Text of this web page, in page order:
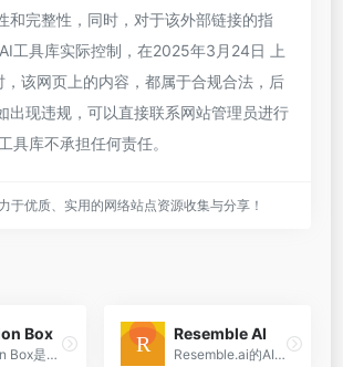
和完整性，同时，对于该外部链接的指
工具库实际控制，在2025年3月24日 上
该网页上的内容，都属于合规合法，后
出现违规，可以直接联系网站管理员进行
具库不承担任何责任。
于优质、实用的网络站点资源收集与分享！
Box
Narration Box是一种语音合成服务，用户可以创建画外音、旁白、有声读物、音频页面、播客等。它拥有超过700个人工智能增强的仿人叙述者，支持20多种语言，功能强大的语音编辑器，...
Resemble AI
Resemble.ai的AI语音生成器是一个完整的生成式语音AI工具包，允许您在几秒钟内创建类似人类的声音。